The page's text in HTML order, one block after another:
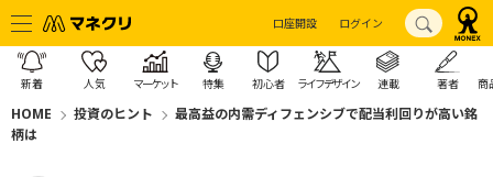
口座開設 ログイン
新着 人気 マーケット 特集 初心者 ライフデザイン 連載 著者 商
HOME 投資のヒント
最高益の内需ディフェンシブで配当利回りが高い銘
柄は